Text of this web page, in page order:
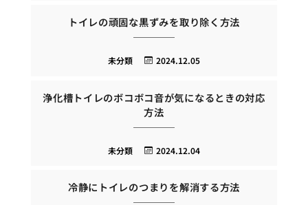
トイレの頑固な黒ずみを取り除く方法
2024.12.05
未分類
浄化槽トイレのボコボコ音が気になるときの対応
方法
2024.12.04
未分類
冷静にトイレのつまりを解消する方法